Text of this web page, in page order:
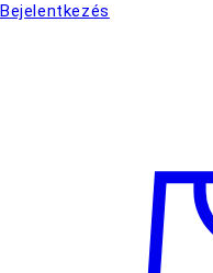
Bejelentkezés